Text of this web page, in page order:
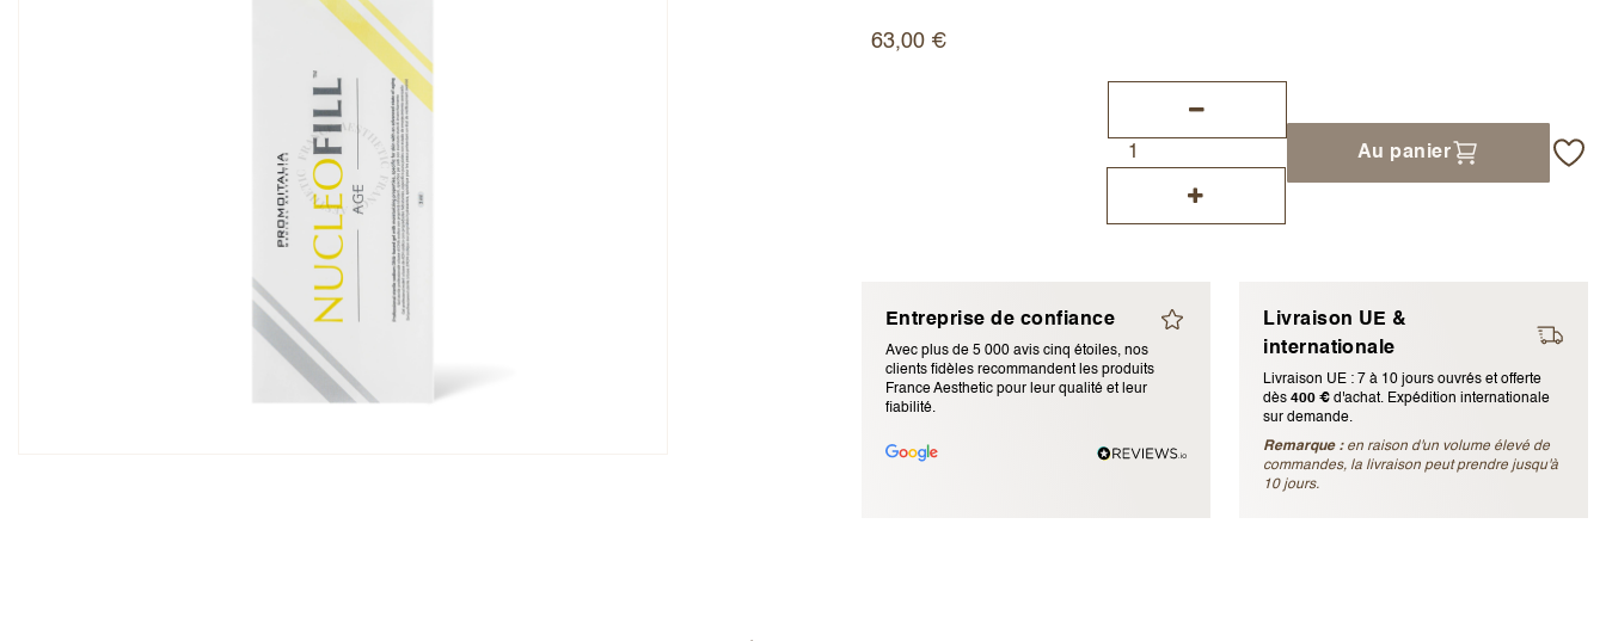
63,00 €
Au panier
Entreprise de confiance
Avec plus de 5 000 avis cinq étoiles, nos
clients fidèles recommandent les produits
France Aesthetic pour leur qualité et leur
fiabilité.
Livraison UE &
internationale
Livraison UE : 7 à 10 jours ouvrés et offerte
dès400 €d'achat. Expédition internationale
sur demande.
Remarque : en raison d'un volume élevé de
commandes, la livraison peut prendre jusqu'à
10 jours.
Nucleofill Age
Adresse e-mail (ne sera pas publiée)